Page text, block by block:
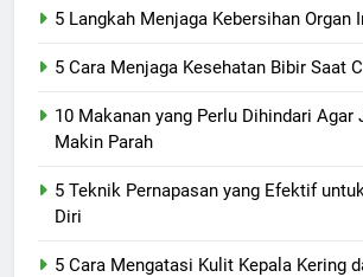
5 Langkah Menjaga Kebersihan Organ
5 Cara Menjaga Kesehatan Bibir Saat
10 Makanan yang Perlu Dihindari Agar
Makin Parah
5 Teknik Pernapasan yang Efektif
Diri
5 Cara Mengatasi Kulit Kepala Kering